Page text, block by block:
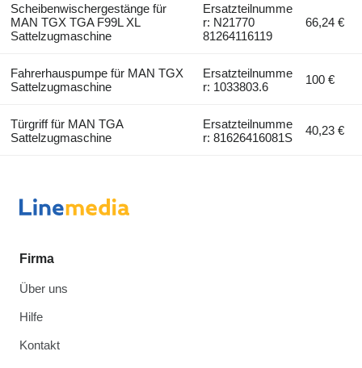
Scheibenwischergestänge für
MAN TGX TGA F99L XL
Sattelzugmaschine
Ersatzteilnumme
r: N21770
81264116119
66,24 €
Fahrerhauspumpe für MAN TGX
Sattelzugmaschine
Ersatzteilnumme
r: 1033803.6
100 €
Türgriff für MAN TGA
Sattelzugmaschine
Ersatzteilnumme
r: 81626416081S
40,23 €
Firma
Über uns
Hilfe
Kontakt